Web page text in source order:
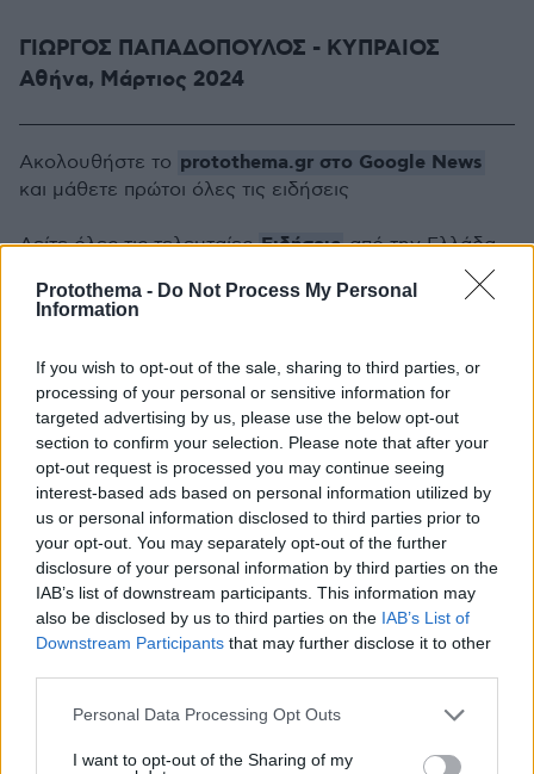
Protothema - Do Not Process My Personal
Information
If you wish to opt-out of the sale, sharing to third parties, or
processing of your personal or sensitive information for
targeted advertising by us, please use the below opt-out
section to confirm your selection. Please note that after your
opt-out request is processed you may continue seeing
interest-based ads based on personal information utilized by
us or personal information disclosed to third parties prior to
your opt-out. You may separately opt-out of the further
disclosure of your personal information by third parties on the
IAB’s list of downstream participants. This information may
also be disclosed by us to third parties on the IAB’s List of
Downstream Participants that may further disclose it to other
Please note that this website/app uses one or more Google
not limited to your visit or usage behaviour. You may click to
Personal Data Processing Opt Outs
I want to opt-out of the Sharing of my
ΓΙΩΡΓΟΣ ΠΑΠΑΔΟΠΟΥΛΟΣ - ΚΥΠΡΑΙΟΣ
Αθήνα, Μάρτιος 2024
Thema Insights
Ακολουθήστε το protothema.gr στο Google News
και μάθετε πρώτοι όλες τις ειδήσεις
Δείτε όλες τις τελευταίεςΕιδήσειςαπό την Ελλάδα
Protothema.gr